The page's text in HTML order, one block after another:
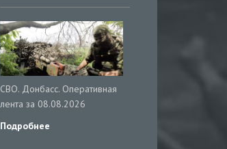
СВО. Донбасс. Оперативная
лента за 08.08.2026
Подробнее